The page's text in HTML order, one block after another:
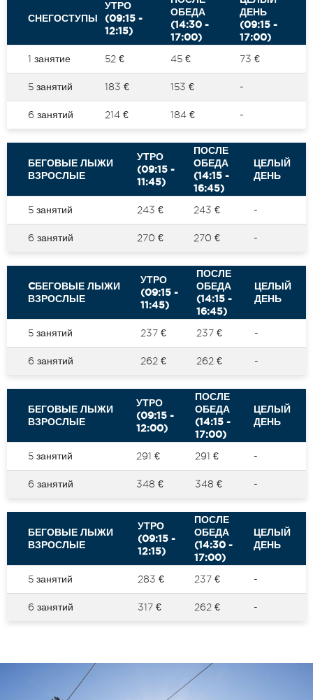
СНЕГОСТУПЫ
УТРО
(09:15 -
12:15)
ОБЕДА
(14:30 -
17:00)
ДЕНЬ
(09:15 -
17:00)
1 занятие
52 € 45 € 73 €
5 занятий 183 € 153 € -
6 занятий 214 € 184 € -
БЕГОВЫЕ ЛЫЖИ
ВЗРОСЛЫЕ
УТРО
(09:15 -
11:45)
ПОСЛЕ
ОБЕДА
(14:15 -
16:45)
ЦЕЛЫЙ
ДЕНЬ
5 занятий 243 € 243 € -
6 занятий 270 € 270 € -
CБЕГОВЫЕ ЛЫЖИ
ВЗРОСЛЫЕ
УТРО
(09:15 -
11:45)
ПОСЛЕ
ОБЕДА
(14:15 -
16:45)
ЦЕЛЫЙ
ДЕНЬ
5 занятий 237 € 237 € -
6 занятий 262 € 262 € -
БЕГОВЫЕ ЛЫЖИ
ВЗРОСЛЫЕ
УТРО
(09:15 -
12:00)
ПОСЛЕ
ОБЕДА
(14:15 -
17:00)
ЦЕЛЫЙ
ДЕНЬ
5 занятий 291 € 291 € -
6 занятий 348 € 348 € -
БЕГОВЫЕ ЛЫЖИ
ВЗРОСЛЫЕ
УТРО
(09:15 -
12:15)
ПОСЛЕ
ОБЕДА
(14:30 -
17:00)
ЦЕЛЫЙ
ДЕНЬ
5 занятий 283 € 237 € -
6 занятий 317 € 262 € -